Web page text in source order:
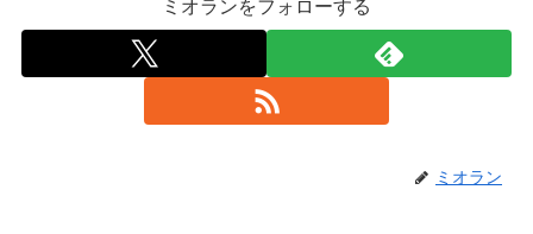
ミオランをフォローする
ミオラン